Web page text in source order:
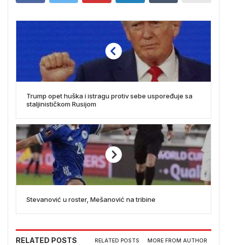
Trump opet huška i istragu protiv sebe uspoređuje sa
staljinističkom Rusijom
Stevanović u roster, Mešanović na tribine
RELATED POSTS RELATED POSTS MORE FROM AUTHOR